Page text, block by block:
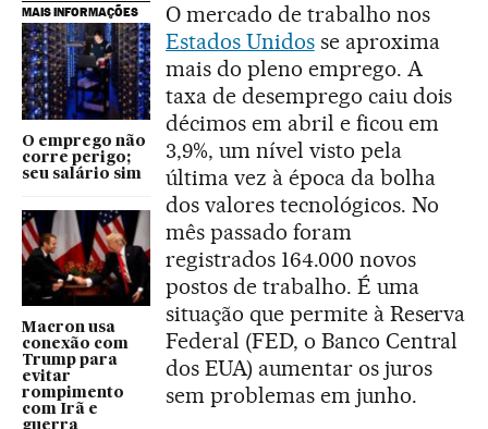
MAIS INFORMAÇÕES
O emprego não
corre perigo;
seu salário sim
Macron usa
conexão com
Trump para
evitar
rompimento
com Irã e
O mercado de trabalho nos
Estados Unidosse aproxima
mais do pleno emprego. A
taxa de desemprego caiu dois
décimos em abril e ficou em
3,9%, um nível visto pela
última vez à época da bolha
dos valores tecnológicos. No
mês passado foram
registrados 164.000 novos
postos de trabalho. É uma
situação que permite à Reserva
Federal (FED, o Banco Central
dos EUA) aumentar os juros
sem problemas em junho.